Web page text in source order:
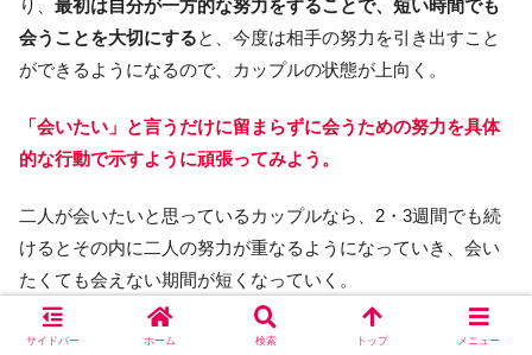
り、 最初は自分が一方的な努力をすることで、短い時間でも
会うことを大切にすると、今度は相手の努力を引き出すこと
ができるようになるので、カップルの状態が上向く。
「会いたい」と言うだけに留まらずに会うための努力を具体
的な行動で示すように頑張ってみよう。
二人が会いたいと思っているカップルなら、2・3週間でも続
けるとその内に二人の努力が重なるようになっていき、会い
たくても会えない期間が短くなっていく。
サイドバー ホーム 検索 トップ メニュー